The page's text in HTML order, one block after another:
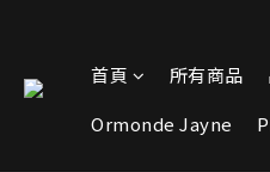
首頁 所有商品
Ormonde Jayne